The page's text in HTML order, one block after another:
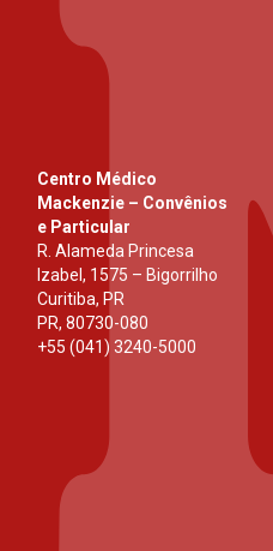
Centro Médico
Mackenzie – Convênios
e Particular
R. Alameda Princesa
Izabel, 1575 – Bigorrilho
Curitiba, PR
PR, 80730-080
+55 (041) 3240-5000